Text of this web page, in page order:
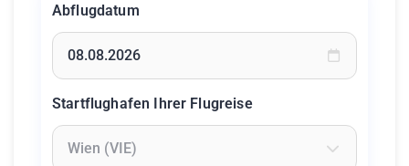
Abflugdatum
Startflughafen Ihrer Flugreise